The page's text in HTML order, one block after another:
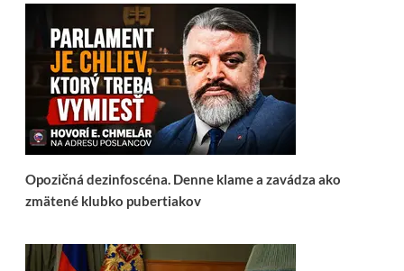
Opozičná dezinfoscéna. Denne klame a zavádza ako
zmätené klubko pubertiakov